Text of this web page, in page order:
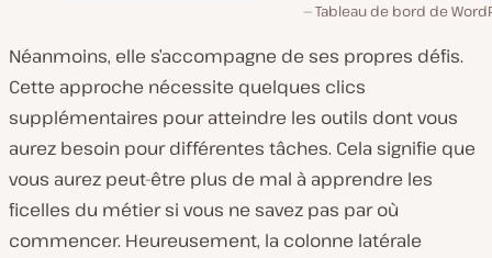
Tableau de bord de
Néanmoins, elle s’accompagne de ses propres défis.
Cette approche nécessite quelques clics
supplémentaires pour atteindre les outils dont vous
aurez besoin pour différentes tâches. Cela signifie que
vous aurez peut-être plus de mal à apprendre les
ficelles du métier si vous ne savez pas par où
commencer. Heureusement, la colonne latérale